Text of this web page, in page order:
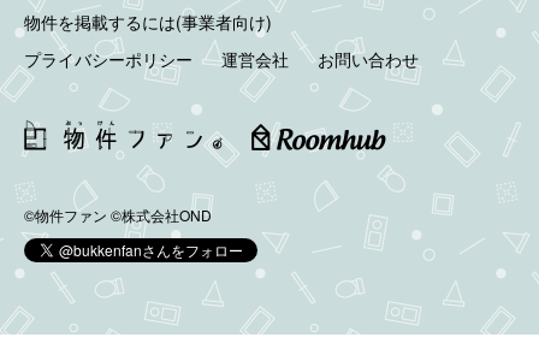
物件を掲載するには(事業者向け)
プライバシーポリシー
運営会社 お問い合わせ
©物件ファン ©株式会社OND